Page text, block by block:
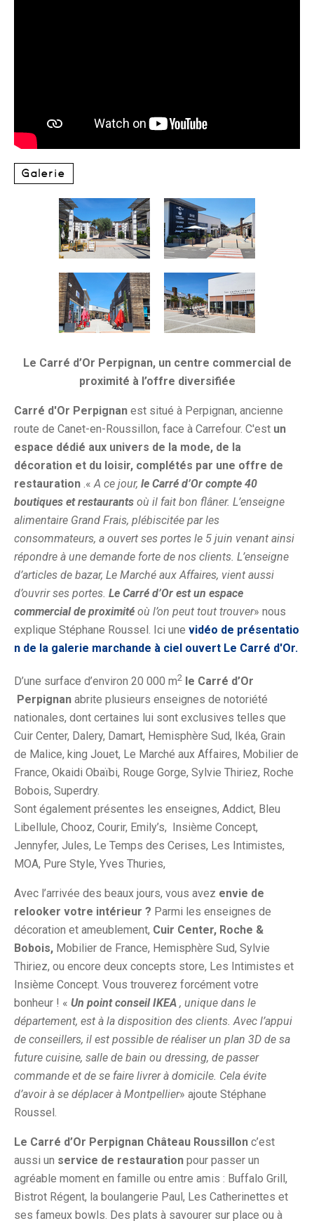
Galerie
Le Carré d’Or Perpignan, un centre commercial de
proximité à l’offre diversifiée
Carré d'Or Perpignan est situé à Perpignan, ancienne
route de Canet-en-Roussillon, face à Carrefour. C'est un
espace dédié aux univers de la mode, de la
décoration et du loisir, complétés par une offre de
restauration .« A ce jour, le Carré d’Or compte 40
boutiques et restaurants où il fait bon flâner. L’enseigne
alimentaire Grand Frais, plébiscitée par les
consommateurs, a ouvert ses portes le 5 juin venant ainsi
répondre à une demande forte de nos clients. L’enseigne
d’articles de bazar, Le Marché aux Affaires, vient aussi
d’ouvrir ses portes. Le Carré d’Or est un espace
commercial de proximité où l’on peut tout trouver» nous
explique Stéphane Roussel. Ici une vidéo de présentatio
n de la galerie marchande à ciel ouvert Le Carré d'Or.
D’une surface d’environ 20 000 m2 le Carré d’Or
Perpignan abrite plusieurs enseignes de notoriété
nationales, dont certaines lui sont exclusives telles que
Cuir Center, Dalery, Damart, Hemisphère Sud, Ikéa, Grain
de Malice, king Jouet, Le Marché aux Affaires, Mobilier de
France, Okaidi Obaïbi, Rouge Gorge, Sylvie Thiriez, Roche
Bobois, Superdry.
Sont également présentes les enseignes, Addict, Bleu
Libellule, Chooz, Courir, Emily’s, Insième Concept,
Jennyfer, Jules, Le Temps des Cerises, Les Intimistes,
MOA, Pure Style, Yves Thuries,
Avec l’arrivée des beaux jours, vous avez envie de
relooker votre intérieur ? Parmi les enseignes de
décoration et ameublement, Cuir Center, Roche &
Bobois, Mobilier de France, Hemisphère Sud, Sylvie
Thiriez, ou encore deux concepts store, Les Intimistes et
Insième Concept. Vous trouverez forcément votre
bonheur ! « Un point conseil IKEA , unique dans le
département, est à la disposition des clients. Avec l’appui
de conseillers, il est possible de réaliser un plan 3D de sa
future cuisine, salle de bain ou dressing, de passer
commande et de se faire livrer à domicile. Cela évite
d’avoir à se déplacer à Montpellier» ajoute Stéphane
Roussel.
Le Carré d’Or Perpignan Château Roussillon c’est
aussi un service de restauration pour passer un
agréable moment en famille ou entre amis : Buffalo Grill,
Bistrot Régent, la boulangerie Paul, Les Catherinettes et
ses fameux bowls. Des plats à savourer sur place ou à